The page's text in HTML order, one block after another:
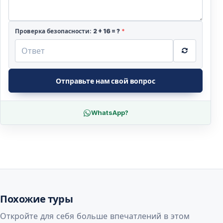
Проверка безопасности: 2 + 16 = ? *
Отправьте нам свой вопрос
WhatsApp?
Похожие туры
Откройте для себя больше впечатлений в этом